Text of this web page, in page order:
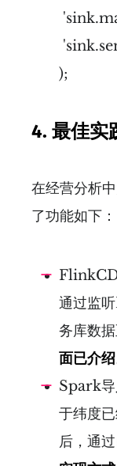
);
4. 最佳实
在经营分析
了功能如下：
通过监
务库数
面已介绍
Spark导
于纬度
后，通